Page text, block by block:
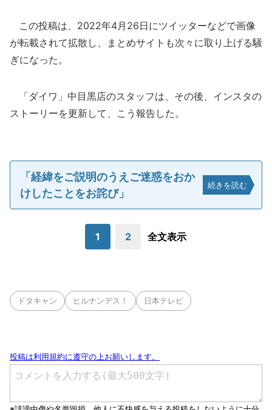
この投稿は、2022年4月26日にツイッターなどで画像
が転載されて拡散し、まとめサイトも次々に取り上げる騒
ぎになった。
「ダイワ」中目黒店のスタッフは、その後、インスタの
ストーリーを更新して、こう報告した。
「経緯をご説明のうえご迷惑をおか
けしたことをお詫び」
続きを読む
1 2 全文表示
ドタキャン ヒルナンデス！ 日本テレビ